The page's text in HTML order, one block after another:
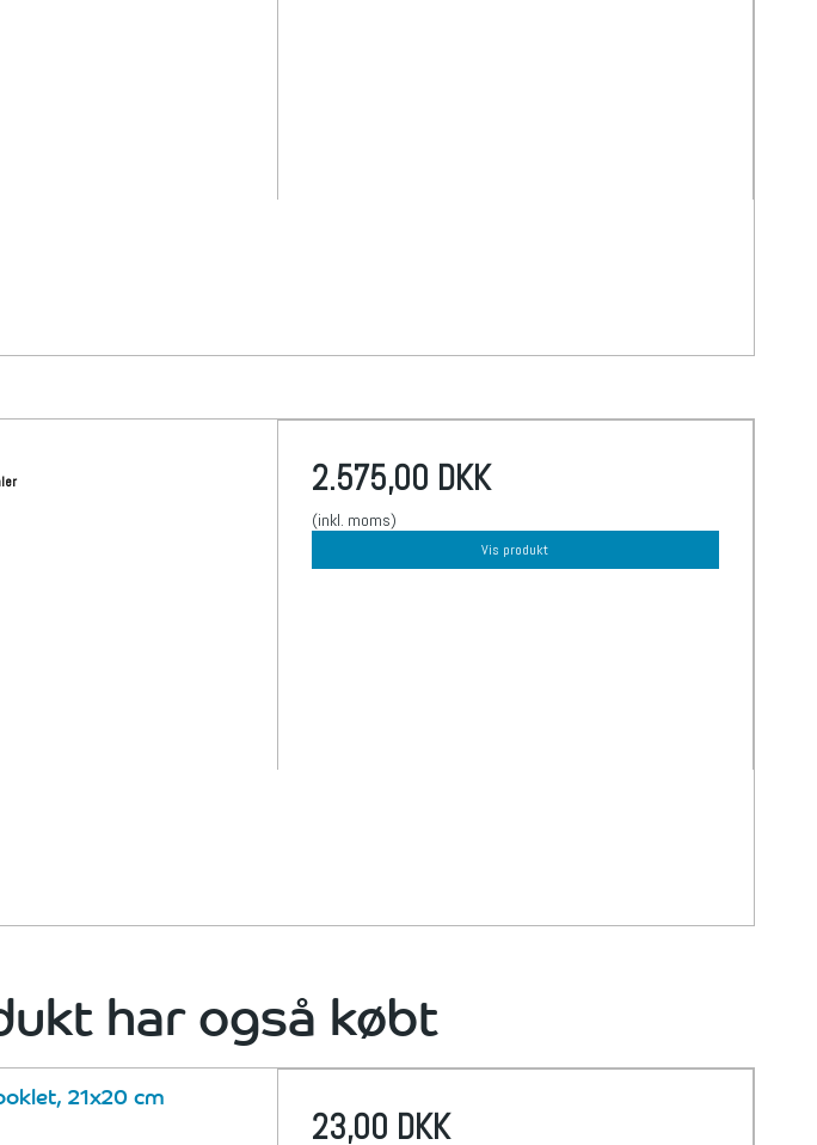
2.575,00 DKK
(inkl. moms)
Vis produkt
har også købt
21x20 cm
23,00 DKK